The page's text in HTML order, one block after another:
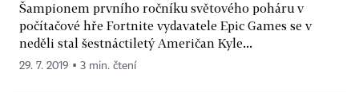
Šampionem prvního ročníku světového poháru v
počítačové hře Fortnite vydavatele Epic Games se v
neděli stal šestnáctiletý Američan Kyle...
29. 7. 2019 ▪ 3 min. čtení